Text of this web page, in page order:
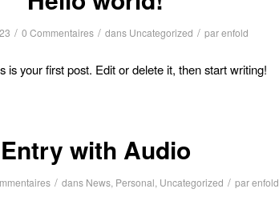
/ 0 Commentaires / dans Uncategorized / parenfold
is your first post. Edit or delete it, then start writing!
Entry with Audio
/ dans News, Personal, Uncategorized / parenfold